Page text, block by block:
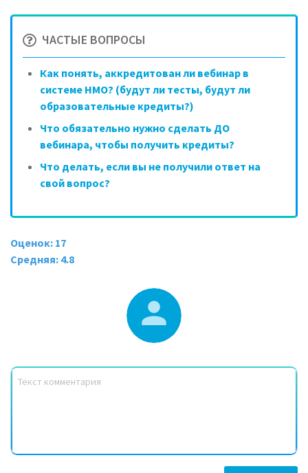
ЧАСТЫЕ ВОПРОСЫ
Как понять, аккредитован ли вебинар в
системе НМО? (будут ли тесты, будут ли
образовательные кредиты?)
Что обязательно нужно сделать ДО
вебинара, чтобы получить кредиты?
Что делать, если вы не получили ответ на
свой вопрос?
Оценок: 17
Средняя: 4.8